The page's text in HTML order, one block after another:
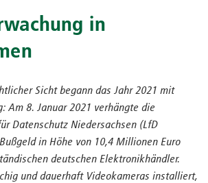
in
Sicht begann das Jahr 2021 mit
Am 8. Januar 2021 verhängte die
Datenschutz Niedersachsen (LfD
in Höhe von 10,4 Millionen Euro
deutschen Elektronikhändler.
und dauerhaft Videokameras installiert,